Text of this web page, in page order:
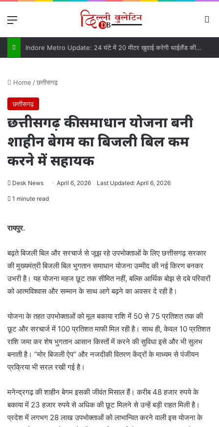
Menu
Indore Metro Update: 24 घंटे में 20 मीटर खुदाई करेगी थाईलैंड की TBM, खुद ही तैयार करेगी कंक्रीट की दीवारें
Home /छत्तीसगढ़
छत्तीसगढ़
छत्तीसगढ़ की समाधान योजना बनी
शाहीन बेगम का बिजली बिल कम
करने में सहायक
Desk News April 6, 2026 Last Updated: April 6, 2026
1 minute read
रायपुर.
बढ़ते बिजली बिल और सरचार्ज से जूझ रहे उपभोक्ताओं के लिए छत्तीसगढ़ सरकार
की मुख्यमंत्री बिजली बिल भुगतान समाधान योजना उम्मीद की नई किरण बनकर
उभरी है। यह योजना महज छूट तक सीमित नहीं, बल्कि आर्थिक बोझ से दबे परिवारों
को आत्मविश्वास और सम्मान के साथ आगे बढ़ने का अवसर दे रही है।
योजना के तहत उपभोक्ताओं को मूल बकाया राशि में 50 से 75 प्रतिशत तक की
छूट और सरचार्ज में 100 प्रतिशत माफी मिल रही है। साथ ही, केवल 10 प्रतिशत
राशि जमा कर शेष भुगतान आसान किस्तों में करने की सुविधा इसे और भी सुलभ
बनाती है। “मोर बिजली ऐप” और नजदीकी वितरण केंद्रों के माध्यम से पंजीयन
प्रक्रिया भी सरल रखी गई है।
मनेन्द्रगढ़ की शाहीन बेगम इसकी जीवंत मिसाल हैं। करीब 48 हजार रुपये के
बकाया में 23 हजार रुपये से अधिक की छूट मिलने से उन्हें बड़ी राहत मिली है।
प्रदेश में लगभग 28 लाख उपभोक्ताओं को लाभान्वित करने वाली इस योजना के